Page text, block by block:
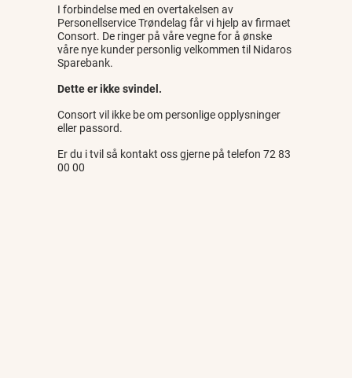
I forbindelse med en overtakelsen av
Personellservice Trøndelag får vi hjelp av firmaet
Consort. De ringer på våre vegne for å ønske
våre nye kunder personlig velkommen til Nidaros
Sparebank.
Dette er ikke svindel.
Consort vil ikke be om personlige opplysninger
eller passord.
Er du i tvil så kontakt oss gjerne på telefon 72 83
00 00